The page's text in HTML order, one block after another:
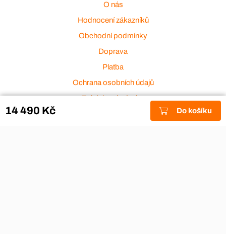
14 490 Kč Do košíku
O nás
Hodnocení zákazníků
Obchodní podmínky
Doprava
Platba
Ochrana osobních údajů
Zakázková výroba